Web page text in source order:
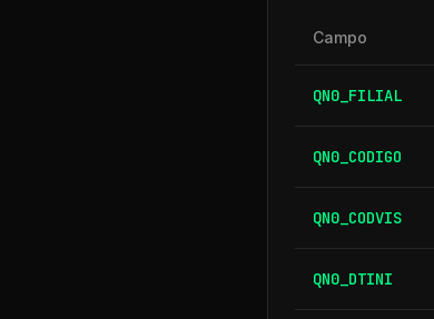
Campo
QN0_FILIAL
QN0_CODIGO
QN0_CODVIS
QN0_DTINI